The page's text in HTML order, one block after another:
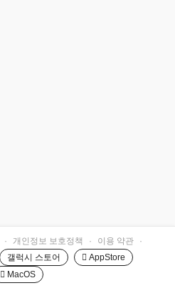
· 개인정보 보호정책 · 이용 약관
·
갤럭시 스토어
 AppStore
 MacOS